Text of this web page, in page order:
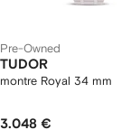
Pre-Owned
TUDOR
montre Royal 34 mm
3.048 €